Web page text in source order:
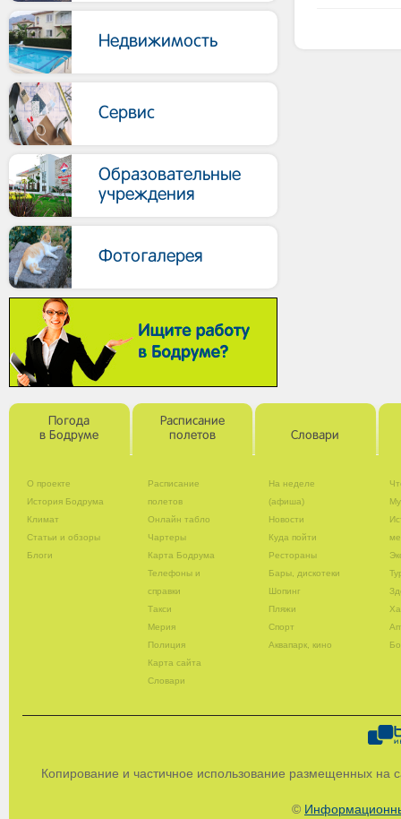
Недвижимость
Сервис
Образовательные
учреждения
Фотогалерея
Погода
в Бодруме
Расписание
полетов
Словари
О проекте
История Бодрума
Климат
Статьи и обзоры
Блоги
Расписание
полетов
Онлайн табло
Чартеры
Карта Бодрума
Телефоны и
справки
Такси
Мерия
Полиция
Карта сайта
Словари
На неделе
(афиша)
Новости
Куда пойти
Рестораны
Бары, дискотеки
Шопинг
Пляжи
Спорт
Аквапарк, кино
Копирование и частичное использование размещенных на
©